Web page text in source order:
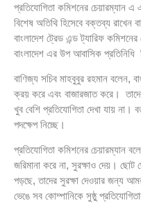
প্রতিযোগিতা কমিশনের চেয়ারম্যান
বিশেষ অতিথি হিসেবে বক্তব্য রাখেন
বাংলাদেশ ট্রেড এন্ড ট্যারিফ
বাংলাদেশ এর উপ আবাসিক প্রতিনিধি
বাণিজ্য সচিব মাহবুবুর রহমান বলেন,
ক্রয় করে এবং বাজারজাত করে।
খুব বেশি প্রতিযোগিতা দেখা যায় না।
পদক্ষেপ নিচ্ছে।
প্রতিযোগিতা কমিশনের চেয়ারম্যান
জরিমানা করে না, সুরক্ষাও দেয়। ছোট
পড়ছে, তাদের সুরক্ষা দেওয়ার জন্য
ভেঙে সব কোম্পানিকে সুষ্ঠু